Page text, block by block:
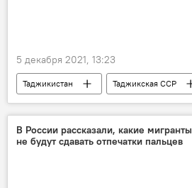
5 декабря 2021, 13:23
Таджикистан
Таджикская ССР
Новости Душанбе
В России рассказали, какие мигранты
не будут сдавать отпечатки пальцев